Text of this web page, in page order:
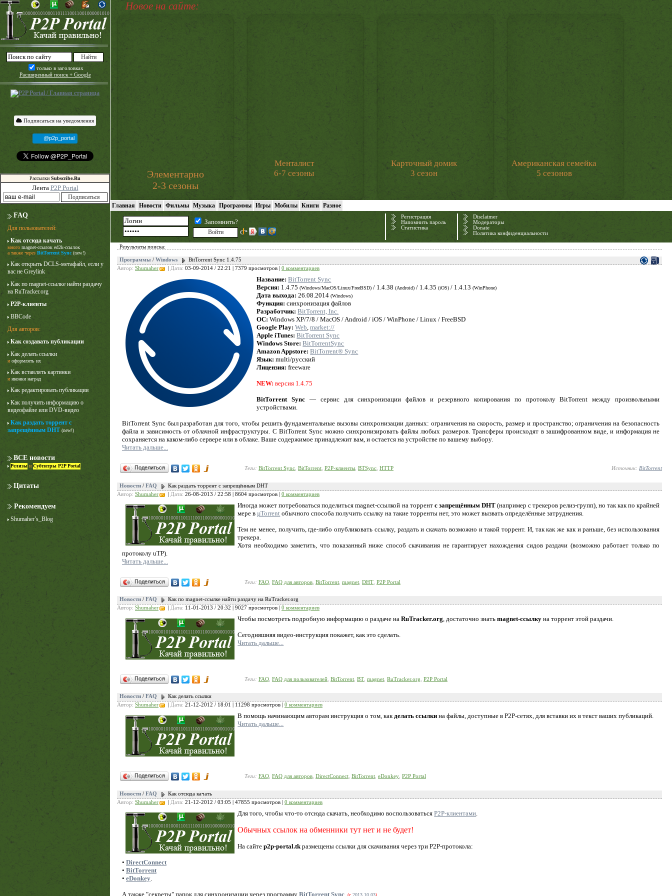
только в заголовках
Расширенный поиск + Google
Подписаться на уведомления
@p2p_portal
Рассылки Subscribe.Ru
Лента P2P Portal
FAQ
Для пользователей:
Как отсюда качать
много magnet-ссылок ed2k-ссылок
а также через BitTorrent Sync (new!)
Как открыть DCLS-метафайл, если у
вас не Greylink
Как по magnet-ссылке найти раздачу
на RuTracker.org
P2P-клиенты
BBCode
Для авторов:
Как создавать публикации
Как делать ссылки
и оформлять их
Как вставлять картинки
и иконки наград
Как редактировать публикации
Как получить информацию о
видеофайле или DVD-видео
Как раздать торрент с
запрещённым DHT (new!)
ВСЕ новости
Релизы и Субтитры P2P Portal
Цитаты
Рекомендуем
Shumaher’s_Blog
Новое на сайте:
Элементарно
2-3 сезоны
Менталист
6-7 сезоны
Карточный домик
3 сезон
Американская семейка
5 сезонов
Лучше звоните Солу
1 сезон
Need for Speed:
Porsche Unleashed
Главная Новости Фильмы Музыка Программы Игры Мобилы Книги Разное
Запомнить?
Регистрация
Напомнить пароль
Статистика
Disclaimer
Модераторы
Donate
Политика конфиденциальности
Результаты поиска:
Программы / Windows
BitTorrent Sync 1.4.75
Автор: Shumaher Дата: 03-09-2014 / 22:21 | 7379 просмотров | 0 комментариев
Название: BitTorrent Sync
Версия: 1.4.75(Windows/MacOS/Linux/FreeBSD) / 1.4.38(Android) / 1.4.35(iOS) / 1.4.13(WinPhone)
Дата выхода: 26.08.2014(Windows)
Функция: синхронизация файлов
Разработчик: BitTorrent, Inc.
ОС: Windows XP/7/8 / MacOS / Android / iOS / WinPhone / Linux / FreeBSD
Google Play: Web,market://
Apple iTunes: BitTorrent Sync
Windows Store: BitTorrentSync
Amazon Appstore: BitTorrent® Sync
Язык: multi/русский
Лицензия: freeware
NEW: версия 1.4.75
BitTorrent Sync — сервис для синхронизации файлов и резервного копирования по протоколу BitTorrent между произвольными
устройствами.
BitTorrent Sync был разработан для того, чтобы решить фундаментальные вызовы синхронизации данных: ограничения на скорость, размер и пространство; ограничения на безопасность
файла и зависимость от облачной инфраструктуры. С BitTorrent Sync можно синхронизировать файлы любых размеров. Трансферы происходят в зашифрованном виде, и информация не
сохраняется на каком-либо сервере или в облаке. Ваше содержимое принадлежит вам, и остается на устройстве по вашему выбору.
Читать дальше...
Поделиться Теги: BitTorrent Sync, BitTorrent, P2P-клиенты, BTSync, HTTP Источник: BitTorrent
Новости / FAQ
Как раздать торрент с запрещённым DHT
Автор: Shumaher Дата: 26-08-2013 / 22:58 | 8604 просмотров | 0 комментариев
Иногда может потребоваться поделиться magnet-ссылкой на торрент с запрещённым DHT(например с трекеров релиз-групп), но так как по крайней
мере вµTorrent обычного способа получить ссылку на такие торренты нет, это может вызвать определённые затруднения.
Тем не менее, получить, где-либо опубликовать ссылку, раздать и скачать возможно и такой торрент. И, так как же как и раньше, без использования
трекера.
Хотя необходимо заметить, что показанный ниже способ скачивания не гарантирует нахождения сидов раздачи (возможно работает только по
протоколу uTP).
Читать дальше...
Поделиться Теги: FAQ FAQ для авторов BitTorrent magnet DHT P2P Portal
Новости / FAQ
Как по magnet-ссылке найти раздачу на RuTracker.org
Автор: Shumaher Дата: 11-01-2013 / 20:32 | 9027 просмотров | 0 комментариев
Чтобы посмотреть подробную информацию о раздаче наRuTracker.org , достаточно знатьmagnet-ссылку на торрент этой раздачи.
Сегодняшняя видео-инструкция покажет, как это сделать.
Читать дальше...
Поделиться Теги: FAQ FAQ для пользователей BitTorrent BT magnet RuTracker.org P2P Portal
Новости / FAQ
Как делать ссылки
Автор: Shumaher Дата: 21-12-2012 / 18:01 | 11298 просмотров | 0 комментариев
В помощь начинающим авторам инструкция о том, какделать ссылки на файлы, доступные в P2P-сетях, для вставки их в текст ваших публикаций.
Читать дальше...
Поделиться Теги: FAQ, FAQ для авторов, DirectConnect, BitTorrent, eDonkey, P2P Portal
Новости / FAQ
Как отсюда качать
Автор: Shumaher Дата: 21-12-2012 / 03:05 | 47855 просмотров | 0 комментариев
Для того, чтобы что-то отсюда скачать, необходимо воспользоватьсяP2P-клиентами
Обычных ссылок на обменники тут нет и не будет!
На сайтеp2p-portal.tk размещены ссылки для скачивания через три P2P-протокола:
• DirectConnect
• BitTorrent
• eDonkey
А также "секреты" папок для синхронизации через программу BitTorrent Sync (с 2013.10.03)